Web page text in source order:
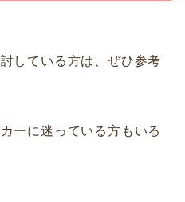
している方は、ぜひ参考
ーに迷っている方もいる